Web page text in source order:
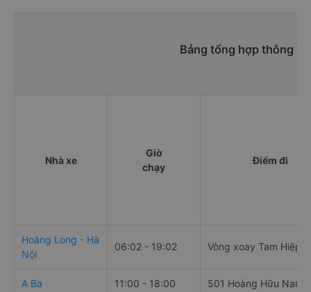
Bảng tổng hợp thông
Nhà xe
Giờ
chạy
Điểm đi
Hoàng Long - Hà
Nội
06:02 - 19:02 Vòng xoay Tam Hiệp
A Ba 11:00 - 18:00 501 Hoàng Hữu Nam